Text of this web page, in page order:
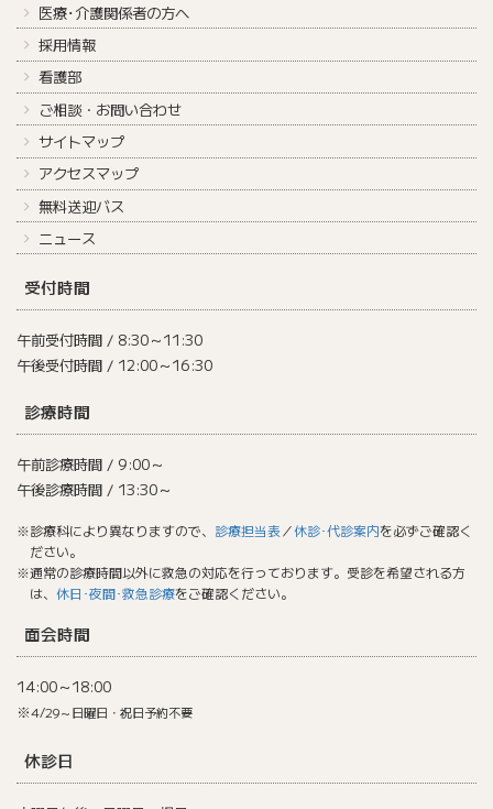
医療･介護関係者の方へ
採用情報
看護部
ご相談・お問い合わせ
サイトマップ
アクセスマップ
無料送迎バス
ニュース
受付時間
午前受付時間 / 8:30～11:30
午後受付時間 / 12:00～16:30
診療時間
午前診療時間 / 9:00～
午後診療時間 / 13:30～
※診療科により異なりますので、 診療担当表／休診･代診案内を必ずご確認く
ださい。
※通常の診療時間以外に救急の対応を行っております。受診を希望される方
は、 休日･夜間･救急診療をご確認ください。
面会時間
14:00～18:00
※4/29～日曜日・祝日予約不要
休診日